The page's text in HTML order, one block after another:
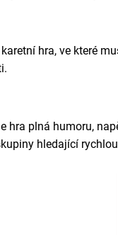
hra, ve které
hra plná humoru,
hledající